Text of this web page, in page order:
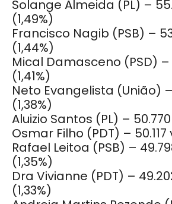
Solange Almeida (PL) –
(1,49%)
Francisco Nagib (PSB) –
(1,44%)
Mical Damasceno (PSD) –
(1,41%)
Neto Evangelista (União)
(1,38%)
Aluizio Santos (PL) –
Osmar Filho (PDT) –
Rafael Leitoa (PSB) –
(1,35%)
Dra Vivianne (PDT) –
(1,33%)